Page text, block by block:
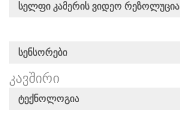
Სელფი Კამერის Ვიდეო Რეზოლუცია
Სენსორები
ᲙᲐᲕᲨᲘᲠᲘ
Ტექნოლოგია